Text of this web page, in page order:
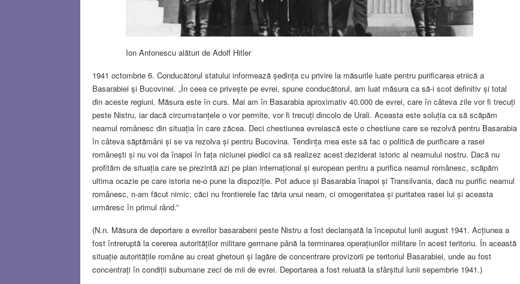
Ion Antonescu alături de Adolf Hitler
1941 octombrie 6. Conducătorul statului informează ședința cu privire la măsurile luate pentru purificarea etnică a
Basarabiei și Bucovinei. „În ceea ce privește pe evrei, spune conducătorul, am luat măsura ca să-i scot definitiv și total
din aceste regiuni. Măsura este în curs. Mai am în Basarabia aproximativ 40.000 de evrei, care în câteva zile vor fi trecuți
peste Nistru, iar dacă circumstanțele o vor permite, vor fi trecuți dincolo de Urali. Aceasta este soluția ca să scăpăm
neamul românesc din situația în care zăcea. Deci chestiunea evreiască este o chestiune care se rezolvă pentru Basarabia
în câteva săptămâni și se va rezolva și pentru Bucovina. Tendința mea este să fac o politică de purificare a rasei
românești și nu voi da înapoi în fața niciunei piedici ca să realizez acest deziderat istoric al neamului nostru. Dacă nu
profităm de situația care se prezintă azi pe plan internațional și european pentru a purifica neamul românesc, scăpăm
ultima ocazie pe care istoria ne-o pune la dispoziție. Pot aduce și Basarabia înapoi și Transilvania, dacă nu purific neamul
românesc, n-am făcut nimic; căci nu frontierele fac tăria unui neam, ci omogenitatea și puritatea rasei lui și aceasta
urmăresc în primul rând.”
(N.n. Măsura de deportare a evreilor basarabeni peste Nistru a fost declanșată la începutul lunii august 1941. Acțiunea a
fost întreruptă la cererea autorităților militare germane până la terminarea operațiunilor militare în acest teritoriu. În această
situație autoritățile române au creat ghetouri și lagăre de concentrare provizorii pe teritoriul Basarabiei, unde au fost
concentrați în condiții subumane zeci de mii de evrei. Deportarea a fost reluată la sfârșitul lunii sepembrie 1941.)